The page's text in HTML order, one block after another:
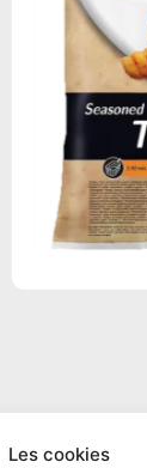
Les cookies